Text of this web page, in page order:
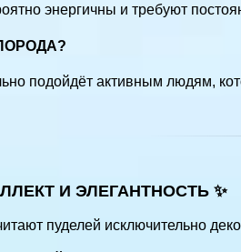
энергичны и требуют
подойдёт активным людям,
И ЭЛЕГАНТНОСТЬ ✨
пуделей исключительно